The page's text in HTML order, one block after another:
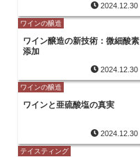
2024.12.30
ワインの醸造
ワイン醸造の新技術：微細酸素
添加
2024.12.30
ワインの醸造
ワインと亜硫酸塩の真実
2024.12.30
テイスティング